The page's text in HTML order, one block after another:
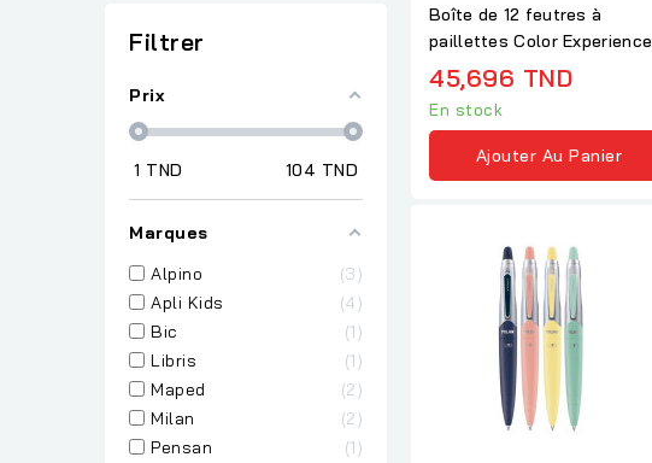
Filtrer
Prix
1 TND 104 TND
Marques
Alpino
3
Apli Kids
4
Bic
1
Libris
1
Maped
2
Milan
2
Pensan
1
Boîte de 12 feutres à
paillettes Color Experience
45,696 TND
En stock
Ajouter Au Panier